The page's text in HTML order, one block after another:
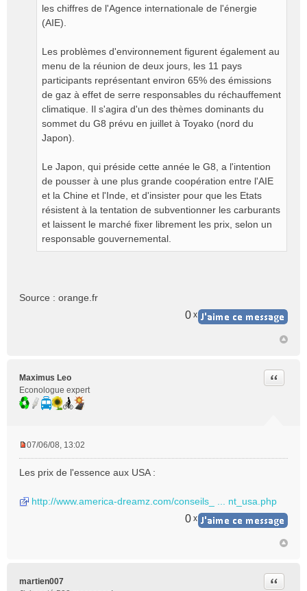
les chiffres de l'Agence internationale de l'énergie
(AIE).
Les problèmes d'environnement figurent également au
menu de la réunion de deux jours, les 11 pays
participants représentant environ 65% des émissions
de gaz à effet de serre responsables du réchauffement
climatique. Il s'agira d'un des thèmes dominants du
sommet du G8 prévu en juillet à Toyako (nord du
Japon).
Le Japon, qui préside cette année le G8, a l'intention
de pousser à une plus grande coopération entre l'AIE
et la Chine et l'Inde, et d'insister pour que les Etats
résistent à la tentation de subventionner les carburants
et laissent le marché fixer librement les prix, selon un
responsable gouvernemental.
Source : orange.fr
0 x
Maximus Leo
Econologue expert
Citer
s
a
l
07/06/08, 13:02
Les prix de l'essence aux USA :
http://www.america-dreamz.com/conseils_ ... nt_usa.php
0 x
martien007
Citer